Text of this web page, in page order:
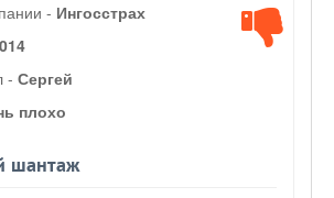
- Ингосстрах
- Сергей
плохо
шантаж